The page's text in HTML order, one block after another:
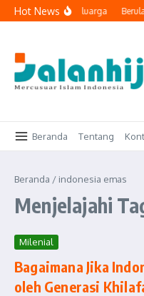
Lewati ke konten
Hot News
ke Ruang Keluarga
Beranda Tentang
Beranda / indonesia emas
Menjelajahi
Milenial
Bagaimana Jika
oleh Generasi